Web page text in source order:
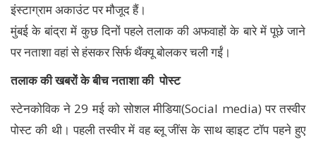
इंस्टाग्राम अकाउंट पर मौजूद हैं।
मुंबई के बांद्रा में कुछ दिनों पहले तलाक की अफवाहों के बारे में पूछे जाने
पर नताशा वहां से हंसकर सिर्फ थैंक्यू बोलकर चली गईं।
तलाक की खबरों के बीच नताशा की पोस्ट
स्टेनकोविक ने 29 मई को सोशल मीडिया(Social media) पर तस्वीर
पोस्ट की थी। पहली तस्वीर में वह ब्लू जींस के साथ व्हाइट टॉप पहने हुए